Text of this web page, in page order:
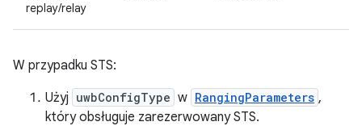
replay/relay
W przypadku STS:
Użyj uwbConfigType w RangingParameters ,
który obsługuje zarezerwowany STS.